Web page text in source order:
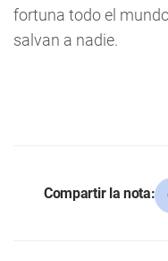
fortuna todo el
salvan a nadie.
Compartir la nota: